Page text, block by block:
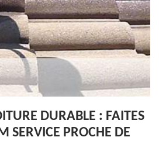
DURABLE : FAITES
SERVICE PROCHE DE